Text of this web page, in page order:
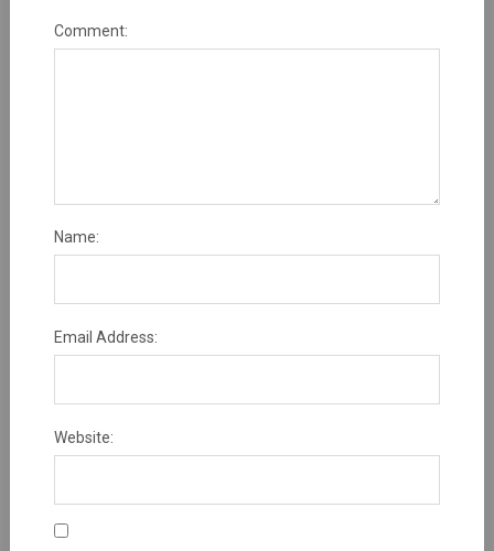
Comment:
Name:
Email Address:
Website: